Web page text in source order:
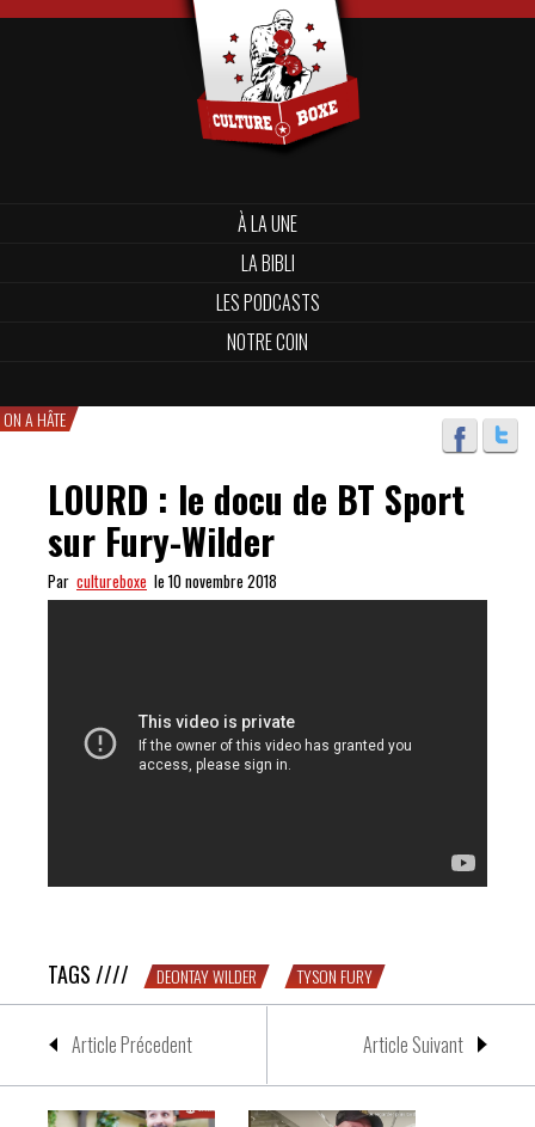
À LA UNE
LA BIBLI
LES PODCASTS
NOTRE COIN
ON A HÂTE
LOURD : le docu de BT Sport
sur Fury-Wilder
Par cultureboxe le 10 novembre 2018
TAGS //// DEONTAY WILDER TYSON FURY
Article Précedent Article Suivant